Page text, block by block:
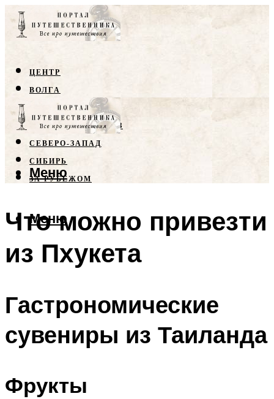
ЦЕНТР
ВОЛГА
КРЫМ
СЕВЕРНЫЙ КАВКАЗ
СЕВЕРО-ЗАПАД
СИБИРЬ
ЗА РУБЕЖОМ
Меню
Меню
Что можно привезти
из Пхукета
Гастрономические
сувениры из Таиланда
Фрукты